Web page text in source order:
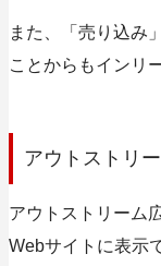
また、「売り込み
ことからもインリ
アウトストリ
アウトストリーム
Webサイトに表示